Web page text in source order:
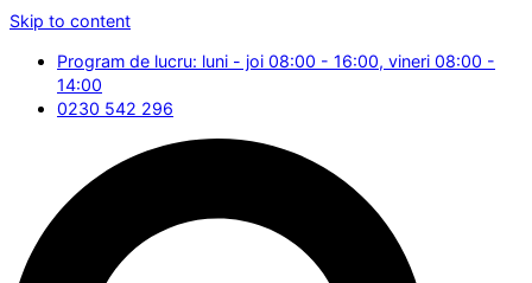
Skip to content
Program de lucru: luni - joi 08:00 - 16:00, vineri 08:00 -
14:00
0230 542 296